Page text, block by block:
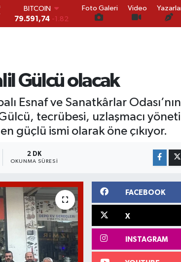
DOLAR
45,43620 0.02
EURO
6862,09000
0.19
14.598,00 0
BITCOIN
79.591,74 -1.82
Foto Galeri Video
Gülcü olacak
Esnaf ve Sanatkârlar
tecrübesi, uzlaşmacı
güçlü ismi olarak öne çıkıyor.
2 DK
OKUNMA SÜRESI
FACEBOOK
X
INSTAGRAM